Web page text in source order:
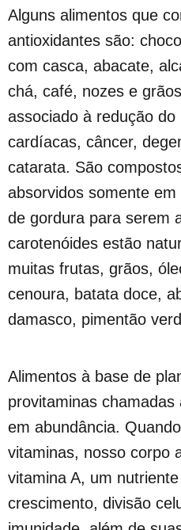
Alguns alimentos que
antioxidantes são:
com casca, abacate,
chá, café, nozes e
associado à redução
cardíacas, câncer,
catarata. São
absorvidos somente
de gordura para serem
carotenóides estão
muitas frutas, grãos,
cenoura, batata doce,
damasco, pimentão
Alimentos à base de
provitaminas
em abundância.
vitaminas, nosso corpo
vitamina A, um
crescimento, divisão